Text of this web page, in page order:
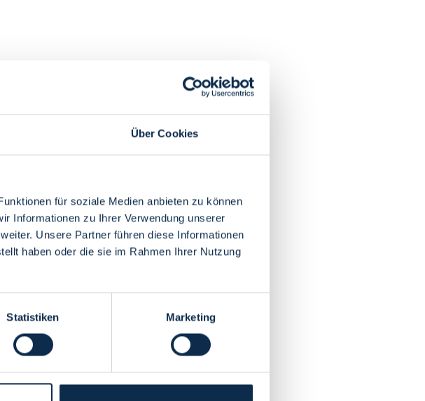
Über Cookies
für soziale Medien anbieten zu können
Informationen zu Ihrer Verwendung unserer
Unsere Partner führen diese Informationen
haben oder die sie im Rahmen Ihrer Nutzung
Statistiken Marketing